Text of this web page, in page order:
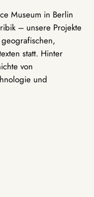
Museum in Berlin
– unsere Projekte
statt. Hinter
von
und